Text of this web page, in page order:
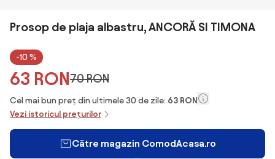
Prosop de plaja albastru, ANCORĂ SI TIMONA
-10 %
63 RON70 RON
Cel mai bun preț din ultimele 30 de zile: 63 RON
Vezi istoricul prețurilor
Către magazin ComodAcasa.ro